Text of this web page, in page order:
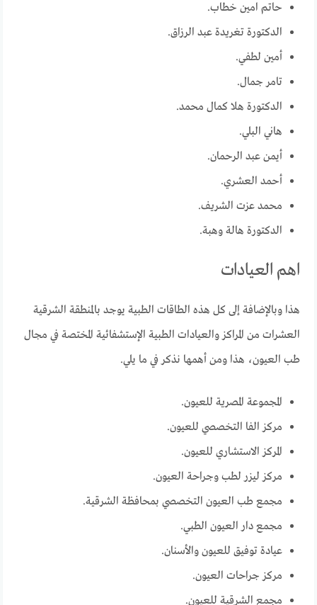
حاتم امين خطاب.
الدكتورة تغريدة عبد الرزاق.
أمين لطفي.
تامر جمال.
الدكتورة هلا كمال محمد.
هاني البلي.
أيمن عبد الرحمان.
أحمد العشري.
محمد عزت الشريف.
الدكتورة هالة وهبة.
اهم العيادات
هذا وبالإضافة إلى كل هذه الطاقات الطبية يوجد بالمنطقة الشرقية
العشرات من المراكز والعيادات الطبية الإستشفائية المختصة في مجال
طب العيون، هذا ومن أهمها نذكر في ما يلي.
المجموعة المصرية للعيون.
مركز الفا التخصصي للعيون.
المركز الاستشاري للعيون.
مركز ليزر لطب وجراحة العيون.
مجمع طب العيون التخصصي بمحافظة الشرقية.
مجمع دار العيون الطبي.
عيادة توفيق للعيون والأسنان.
مركز جراحات العيون.
مجمع الشرقية للعيون.